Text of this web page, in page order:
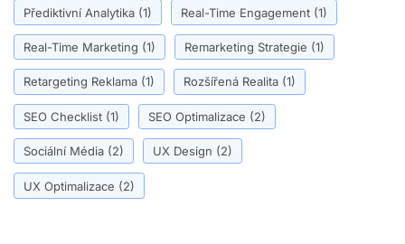
Přediktivní Analytika (1) Real-Time Engagement (1)
Real-Time Marketing (1) Remarketing Strategie (1)
Retargeting Reklama (1) Rozšířená Realita (1)
SEO Checklist (1) SEO Optimalizace (2)
Sociální Média (2) UX Design (2)
UX Optimalizace (2)